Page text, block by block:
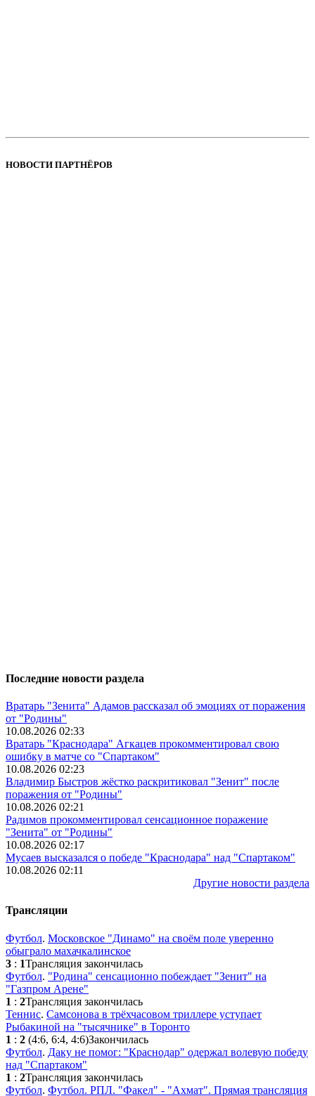
НОВОСТИ ПАРТНЁРОВ
Последние новости раздела
Вратарь "Зенита" Адамов рассказал об эмоциях от поражения
от "Родины"
10.08.2026 02:33
Вратарь "Краснодара" Агкацев прокомментировал свою
ошибку в матче со "Спартаком"
10.08.2026 02:23
Владимир Быстров жёстко раскритиковал "Зенит" после
поражения от "Родины"
10.08.2026 02:21
Радимов прокомментировал сенсационное поражение
"Зенита" от "Родины"
10.08.2026 02:17
Мусаев высказался о победе "Краснодара" над "Спартаком"
10.08.2026 02:11
Другие новости раздела
Трансляции
Футбол. Московское "Динамо" на своём поле уверенно
обыграло махачкалинское
3 : 1Трансляция закончилась
Футбол. "Родина" сенсационно побеждает "Зенит" на
"Газпром Арене"
1 : 2Трансляция закончилась
Теннис. Самсонова в трёхчасовом триллере уступает
Рыбакиной на "тысячнике" в Торонто
1 : 2 (4:6, 6:4, 4:6)Закончилась
Футбол. Даку не помог: "Краснодар" одержал волевую победу
над "Спартаком"
1 : 2Трансляция закончилась
Футбол. Футбол. РПЛ. "Факел" - "Ахмат". Прямая трансляция